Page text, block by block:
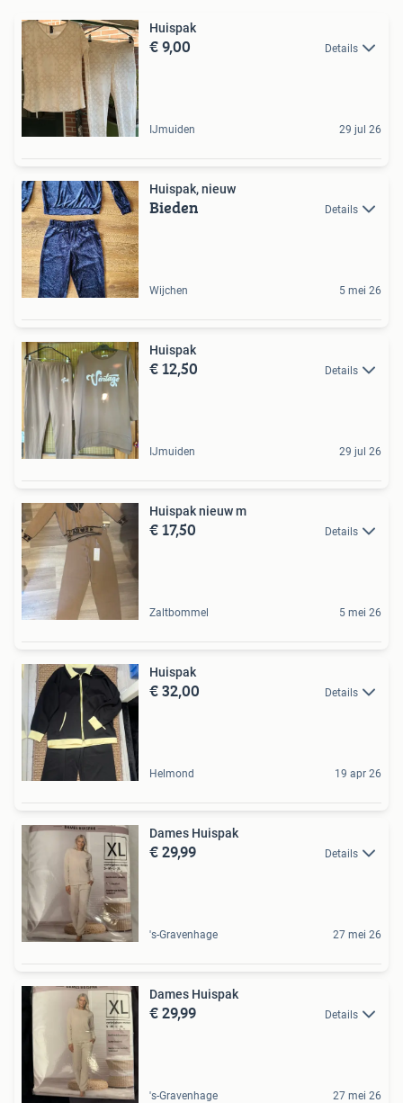
Huispak
€ 9,00 Details
IJmuiden 29 jul 26
Huispak, nieuw
Bieden Details
Wijchen 5 mei 26
Huispak
€ 12,50 Details
IJmuiden 29 jul 26
Huispak nieuw m
€ 17,50 Details
Zaltbommel 5 mei 26
Huispak
€ 32,00 Details
Helmond 19 apr 26
Dames Huispak
€ 29,99 Details
's-Gravenhage 27 mei 26
Dames Huispak
€ 29,99 Details
's-Gravenhage 27 mei 26